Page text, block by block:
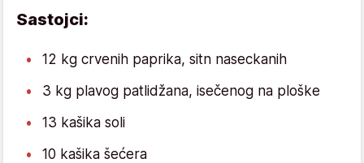
Sastojci:
12 kg crvenih paprika, sitn naseckanih
3 kg plavog patlidžana, isečenog na ploške
13 kašika soli
10 kašika šećera